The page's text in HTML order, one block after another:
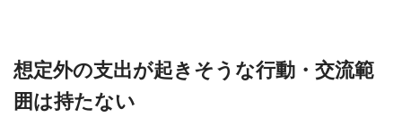
想定外の支出が起きそうな行動・交流範
囲は持たない